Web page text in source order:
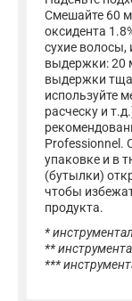
Смешайте 60
оксидента
сухие волосы,
выдержки: 20
выдержки
используйте
расческу и
Professionnel.
упаковке и в
(бутылки)
чтобы
продукта.
*
**
***